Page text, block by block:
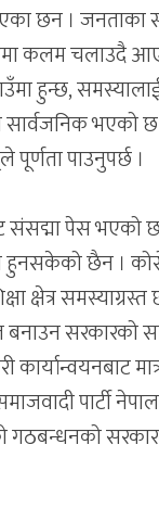
छन । जनताका
कलम चलाउदै
हुन्छ,
भएको
पूर्णता पाउनुपर्छ ।
पेस भएको
हुनसकेको छैन ।
क्षेत्र
बनाउन
कार्यान्वयनबाट
पार्टी
गठबन्धनको